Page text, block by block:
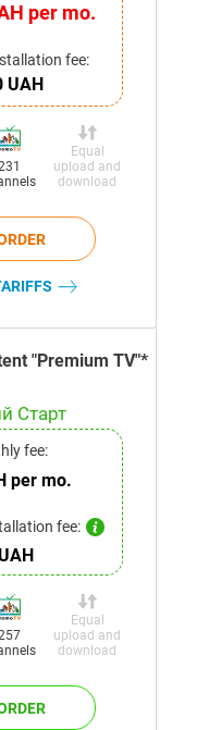
per mo.
fee:
UAH
Equal
upload and
download
"Premium TV"*
Старт
fee:
per mo.
fee:
Equal
upload and
download